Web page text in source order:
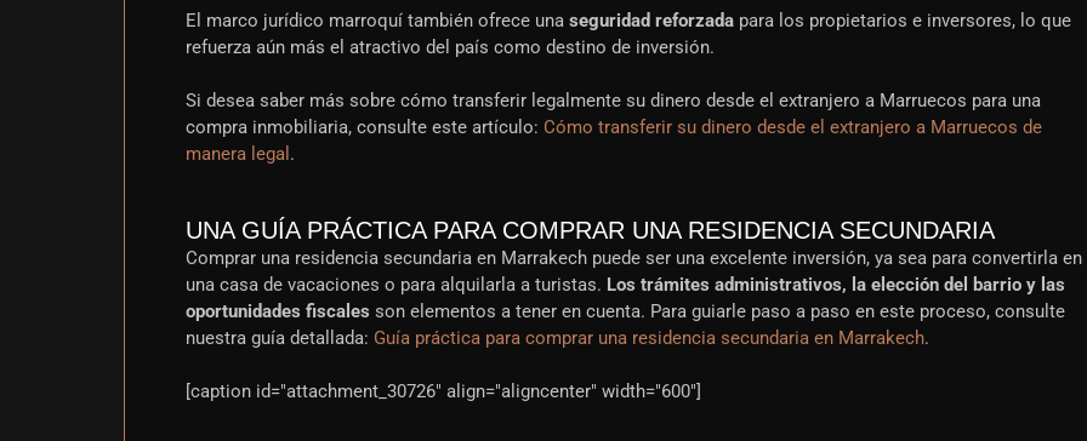
El marco jurídico marroquí también ofrece una seguridad reforzada para los propietarios e inversores, lo que
refuerza aún más el atractivo del país como destino de inversión.
Si desea saber más sobre cómo transferir legalmente su dinero desde el extranjero a Marruecos para una
compra inmobiliaria, consulte este artículo: Cómo transferir su dinero desde el extranjero a Marruecos de
manera legal .
UNA GUÍA PRÁCTICA PARA COMPRAR UNA RESIDENCIA SECUNDARIA
Comprar una residencia secundaria en Marrakech puede ser una excelente inversión, ya sea para convertirla en
una casa de vacaciones o para alquilarla a turistas. Los trámites administrativos, la elección del barrio y las
oportunidades fiscales son elementos a tener en cuenta. Para guiarle paso a paso en este proceso, consulte
nuestra guía detallada: Guía práctica para comprar una residencia secundaria en Marrakech.
[caption id="attachment_30726" align="aligncenter" width="600"]